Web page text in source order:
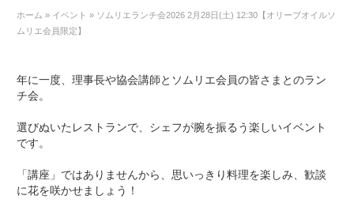
ホーム » イベント » ソムリエランチ会2026 2月28日(土) 12:30【オリーブオイルソ
ムリエ会員限定】
年に一度、理事長や協会講師とソムリエ会員の皆さまとのラン
チ会。
選びぬいたレストランで、シェフが腕を振るう楽しいイベント
です。
「講座」ではありませんから、思いっきり料理を楽しみ、歓談
に花を咲かせましょう！